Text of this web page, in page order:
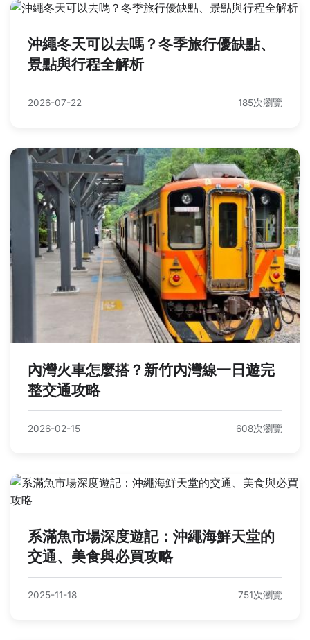
沖繩冬天可以去嗎？冬季旅行優缺點、
景點與行程全解析
2026-07-22 185次瀏覽
內灣火車怎麼搭？新竹內灣線一日遊完
整交通攻略
2026-02-15 608次瀏覽
系滿魚市場深度遊記：沖繩海鮮天堂的
交通、美食與必買攻略
2025-11-18 751次瀏覽